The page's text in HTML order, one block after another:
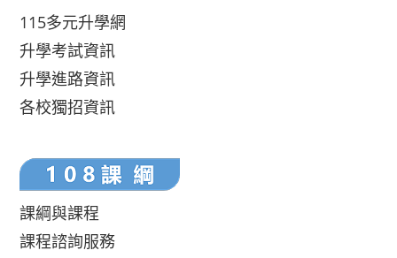
115多元升學網
升學考試資訊
升學進路資訊
各校獨招資訊
課綱與課程
課程諮詢服務